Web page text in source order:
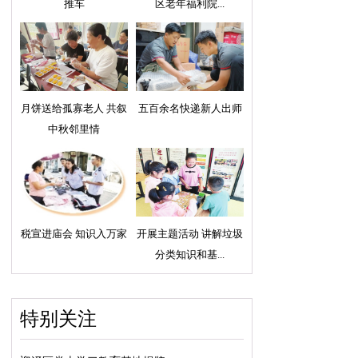
推车
区老年福利院...
月饼送给孤寡老人 共叙
中秋邻里情
五百余名快递新人出师
税宣进庙会 知识入万家
开展主题活动 讲解垃圾
分类知识和基...
特别关注